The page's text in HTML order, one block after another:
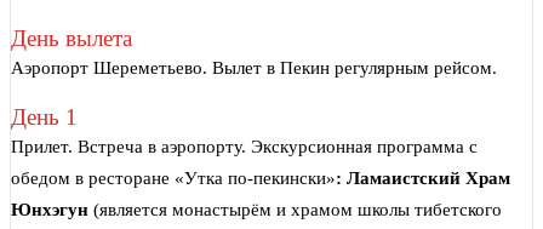
День вылета
Аэропорт Шереметьево. Вылет в Пекин регулярным рейсом.
День 1
Прилет. Встреча в аэропорту. Экскурсионная программа с
обедом в ресторане «Утка по-пекински»: Ламаистский Храм
Юнхэгун (является монастырём и храмом школы тибетского